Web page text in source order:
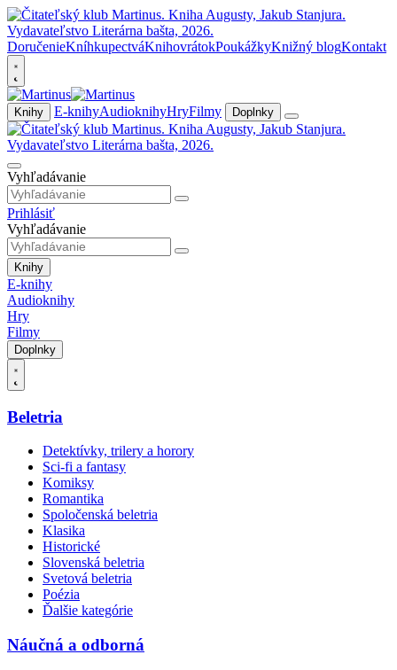
DoručenieKníhkupectváKnihovrátokPoukážkyKnižný blogKontakt
Knihy E-knihyAudioknihyHryFilmy Doplnky
Vyhľadávanie
Prihlásiť
Vyhľadávanie
Knihy
E-knihy
Audioknihy
Hry
Filmy
Doplnky
Beletria
Detektívky, trilery a horory
Sci-fi a fantasy
Komiksy
Romantika
Spoločenská beletria
Klasika
Historické
Slovenská beletria
Svetová beletria
Poézia
Ďalšie kategórie
Náučná a odborná